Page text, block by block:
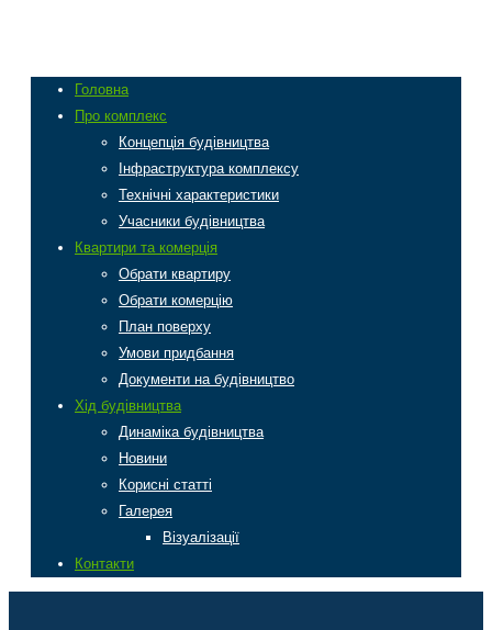
Головна
Про комплекс
Концепція будівництва
Інфраструктура комплексу
Технічні характеристики
Учасники будівництва
Квартири та комерція
Обрати квартиру
Обрати комерцію
План поверху
Умови придбання
Документи на будівництво
Хід будівництва
Динаміка будівництва
Новини
Корисні статті
Галерея
Візуалізації
Контакти